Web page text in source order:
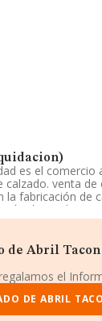
es el
venta
fabricación de
de productos
Mercantil
20% y según
ha estado
Liquidacion),
Abril Tacon
el
DE ABRIL